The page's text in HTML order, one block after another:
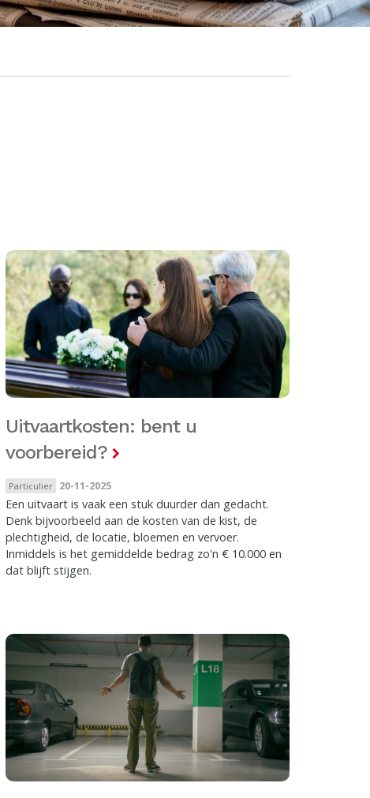
Uitvaartkosten: bent u
voorbereid?
Particulier 20-11-2025
Een uitvaart is vaak een stuk duurder dan gedacht.
Denk bijvoorbeeld aan de kosten van de kist, de
plechtigheid, de locatie, bloemen en vervoer.
Inmiddels is het gemiddelde bedrag zo'n € 10.000 en
dat blijft stijgen.